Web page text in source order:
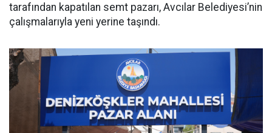
tarafından kapatılan semt pazarı, Avcılar Belediyesi’nin
çalışmalarıyla yeni yerine taşındı.